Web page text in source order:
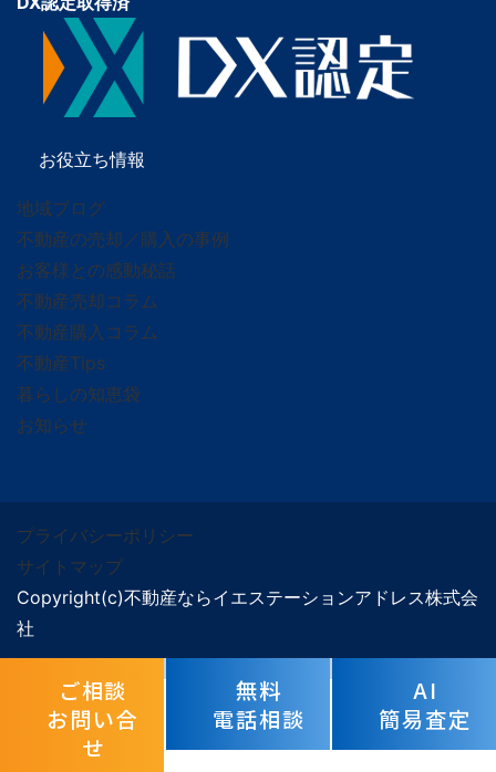
お役立ち情報
地域ブログ
不動産の売却／購入の事例
お客様との感動秘話
不動産売却コラム
不動産購入コラム
不動産Tips
暮らしの知恵袋
お知らせ
プライバシーポリシー
サイトマップ
Copyright(c)不動産ならイエステーションアドレス株式会
社
ご相談
お問い合
せ
無料
電話相談
AI
簡易査定